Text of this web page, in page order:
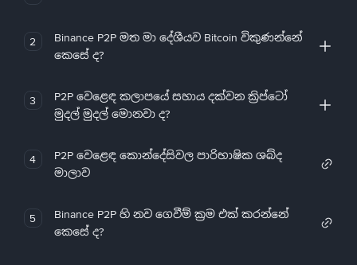
2
Binance P2P මත මා දේශීයව Bitcoin විකුණන්නේ
කෙසේ ද?
3
P2P වෙළෙඳ කලාපයේ සහාය දක්වන ක්‍රිප්ටෝ
මුදල් මුදල් මොනවා ද?
4
P2P වෙළෙඳ කොන්දේසිවල පාරිභාෂික ශබ්ද
මාලාව
5
Binance P2P හි නව ගෙවීම් ක්‍රම එක් කරන්නේ
කෙසේ ද?